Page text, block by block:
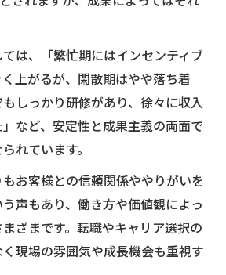
は、「繁忙期にはインセンティブ
上がるが、閑散期はやや落ち着
しっかり研修があり、徐々に収入
など、安定性と成果主義の両面で
れています。
お客様との信頼関係ややりがいを
声もあり、働き方や価値観によっ
ざまです。転職やキャリア選択の
現場の雰囲気や成長機会も重視す